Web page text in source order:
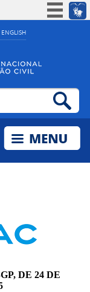
ENGLISH
informação
DE 24 DE